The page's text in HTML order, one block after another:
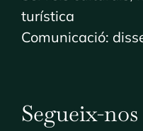
turística
Comunicació:
Segueix-nos